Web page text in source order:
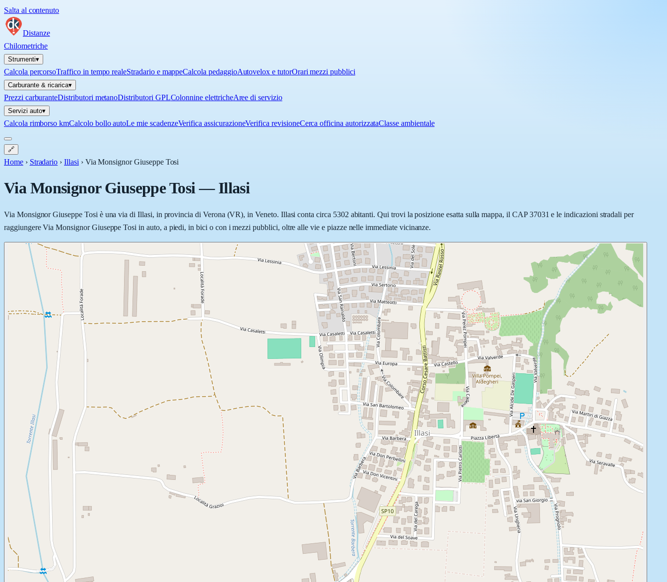
Salta al contenuto
Distanze
Chilometriche
Strumenti▾
Calcola percorsoTraffico in tempo realeStradario e mappeCalcola pedaggioAutovelox e tutorOrari mezzi pubblici
Carburante & ricarica▾
Prezzi carburanteDistributori metanoDistributori GPLColonnine elettricheAree di servizio
Servizi auto▾
Calcola rimborso kmCalcolo bollo autoLe mie scadenzeVerifica assicurazioneVerifica revisioneCerca officina autorizzataClasse ambientale
🔗
Home › Stradario › Illasi › Via Monsignor Giuseppe Tosi
Via Monsignor Giuseppe Tosi—Illasi
Via Monsignor Giuseppe Tosi è una via di Illasi, in provincia di Verona (VR), in Veneto. Illasi conta circa 5302 abitanti. Qui trovi la posizione esatta sulla mappa, il CAP 37031 e le indicazioni stradali per
raggiungere Via Monsignor Giuseppe Tosi in auto, a piedi, in bici o con i mezzi pubblici, oltre alle vie e piazze nelle immediate vicinanze.